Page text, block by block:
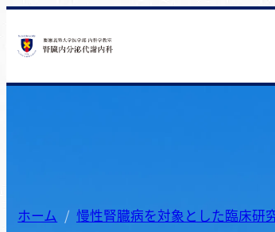
ホーム 慢性腎臓病を対象とした臨床研